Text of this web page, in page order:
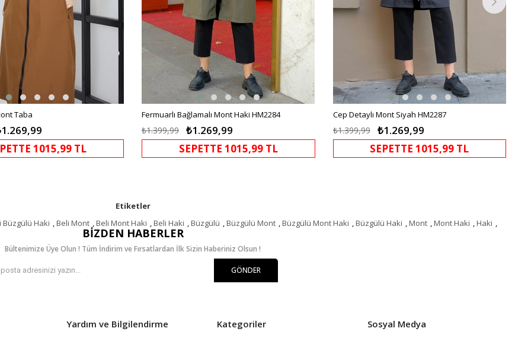
Taba
1015,99 TL
Fermuarlı Bağlamalı Mont Haki HM2284
₺1.269,99
₺1.399,99
SEPETTE 1015,99 TL
Cep Detaylı Mont Siyah HM2287
₺1.269,99
₺1.399,99
SEPETTE 1015,99 TL
Etiketler
Büzgülü Haki ,Beli Mont ,Beli Mont Haki ,Beli Haki ,Büzgülü ,Büzgülü Mont ,Büzgülü Mont Haki ,Büzgülü Haki ,Mont ,Mont Haki ,Haki ,
BIZDEN HABERLER
Bültenimize Üye Olun ! Tüm İndirim ve Fırsatlardan İlk Sizin Haberiniz Olsun !
GÖNDER
Yardım ve Bilgilendirme Kategoriler Sosyal Medya